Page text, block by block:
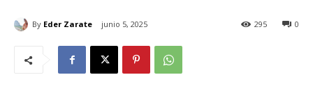
By Eder Zarate junio 5, 2025 0
295